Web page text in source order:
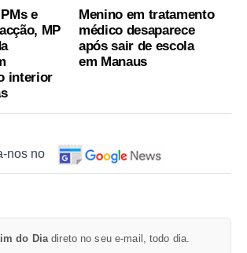
e
MP
interior
Menino em tratamento
médico desaparece
após sair de escola
em Manaus
nos no
do Dia direto no seu e-mail, todo dia.